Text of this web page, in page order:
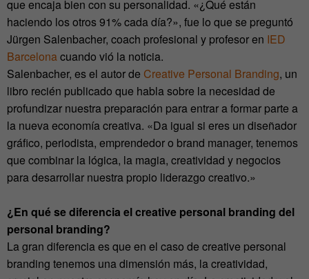
que encaja bien con su personalidad. «¿Qué están
haciendo los otros 91% cada día?», fue lo que se preguntó
Jürgen Salenbacher, coach profesional y profesor en IED
Barcelonacuando vió la noticia.
Salenbacher, es el autor de Creative Personal Branding, un
libro recién publicado que habla sobre la necesidad de
profundizar nuestra preparación para entrar a formar parte a
la nueva economía creativa. «Da igual si eres un diseñador
gráfico, periodista, emprendedor o brand manager, tenemos
que combinar la lógica, la magia, creatividad y negocios
para desarrollar nuestra propio liderazgo creativo.»
¿En qué se diferencia el creative personal branding del
personal branding?
La gran diferencia es que en el caso de creative personal
branding tenemos una dimensión más, la creatividad,